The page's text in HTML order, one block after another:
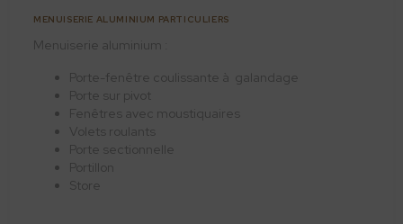
MENUISERIE ALUMINIUM PARTICULIERS
Menuiserie aluminium :
Porte-fenêtre coulissante à galandage
Porte sur pivot
Fenêtres avec moustiquaires
Volets roulants
Porte sectionnelle
Portillon
Store